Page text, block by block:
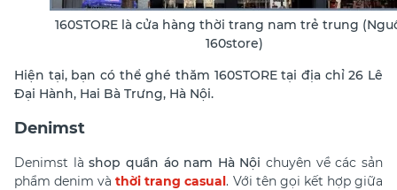
160STORE là cửa hàng thời trang nam trẻ trung
160store)
Hiện tại, bạn có thể ghé thăm 160STORE tại địa chỉ 26 Lê
Đại Hành, Hai Bà Trưng, Hà Nội.
Denimst
Denimst làshop quần áo nam Hà Nội chuyên về các sản
phẩm denim vàthời trang casual. Với tên gọi kết hợp giữa